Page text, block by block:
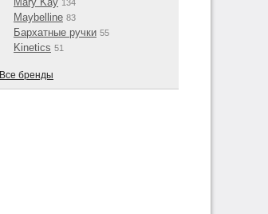
134
Maybelline 83
Бархатные ручки 55
Kinetics 51
Все бренды